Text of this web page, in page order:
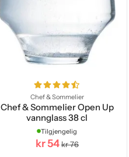
Chef & Sommelier
Chef & Sommelier Open Up
vannglass 38 cl
Tilgjengelig
kr 54 kr 76